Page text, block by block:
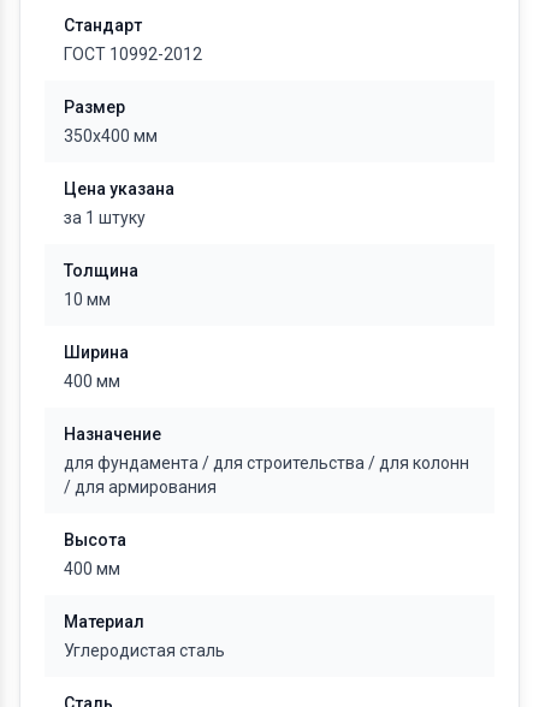
Стандарт
ГОСТ 10992-2012
Размер
350x400 мм
Цена указана
за 1 штуку
Толщина
10 мм
Ширина
400 мм
Назначение
для фундамента / для строительства / для колонн
/ для армирования
Высота
400 мм
Материал
Углеродистая сталь
Сталь